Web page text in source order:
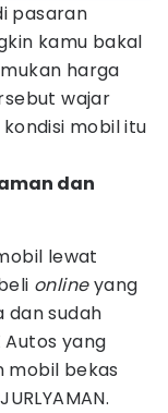
pasaran
kamu bakal
harga
wajar
mobil itu
dan
lewat
onlineyang
sudah
yang
mobil bekas